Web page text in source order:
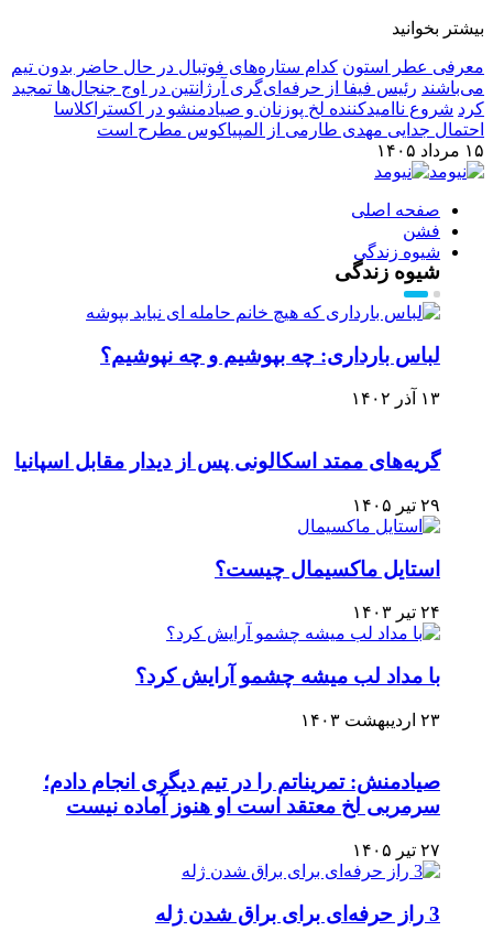
بیشتر بخوانید
معرفی عطر استون کدام ستاره‌های فوتبال در حال حاضر بدون تیم
می‌باشند رئیس فیفا از حرفه‌ای‌گری آرژانتین در اوج جنجال‌ها تمجید
کرد شروع ناامیدکننده لخ پوزنان و صیادمنشو در اکستراکلاسا
احتمال جدایی مهدی طارمی از المپیاکوس مطرح است
۱۵ مرداد ۱۴۰۵
صفحه اصلی
فشن
شیوه زندگی
شیوه زندگی
لباس بارداری: چه بپوشیم و چه نپوشیم؟
۱۳ آذر ۱۴۰۲
گریه‌های ممتد اسکالونی پس از دیدار مقابل اسپانیا
۲۹ تیر ۱۴۰۵
استایل ماکسیمال چیست؟
۲۴ تیر ۱۴۰۳
با مداد لب میشه چشمو آرایش کرد؟
۲۳ اردیبهشت ۱۴۰۳
صیادمنش: تمریناتم را در تیم دیگری انجام دادم؛
سرمربی لخ معتقد است او هنوز آماده نیست
۲۷ تیر ۱۴۰۵
3 راز حرفه‌ای برای براق شدن ژله